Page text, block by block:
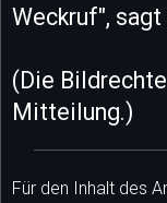
Weckruf", sagt
(Die
Mitteilung.)
Für den Inhalt des